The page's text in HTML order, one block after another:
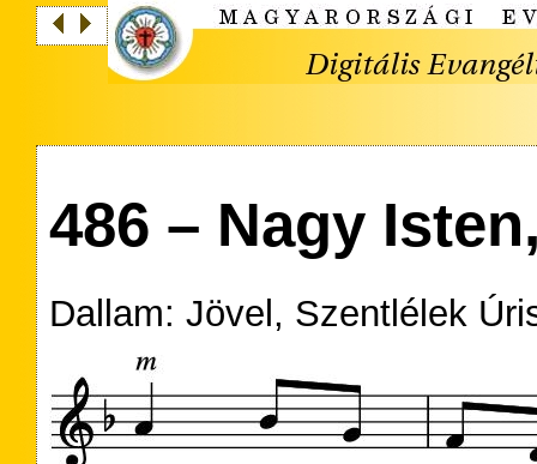
486 – Nagy
Dallam: Jövel, Szentlélek